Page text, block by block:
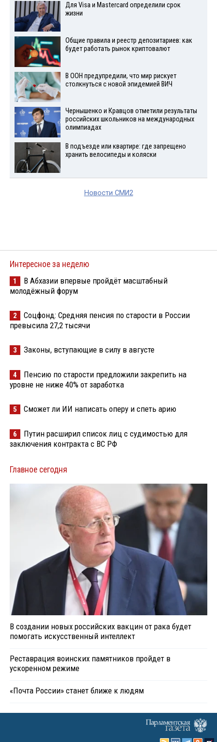
Для Visа и Mastercard определили срок
жизни
Общие правила и реестр депозитариев: как
будет работать рынок криптовалют
В ООН предупредили, что мир рискует
столкнуться с новой эпидемией ВИЧ
Чернышенко и Кравцов отметили результаты
российских школьников на международных
олимпиадах
В подъезде или квартире: где запрещено
хранить велосипеды и коляски
Новости СМИ2
Интересное за неделю
1
В Абхазии впервые пройдёт масштабный
молодёжный форум
2
Соцфонд: Средняя пенсия по старости в России
превысила 27,2 тысячи
3 Законы, вступающие в силу в августе
4
Пенсию по старости предложили закрепить на
уровне не ниже 40% от заработка
5 Сможет ли ИИ написать оперу и спеть арию
6
Путин расширил список лиц с судимостью для
заключения контракта с ВС РФ
Главное сегодня
В создании новых российских вакцин от рака будет
помогать искусственный интеллект
Реставрация воинских памятников пройдет в
ускоренном режиме
«Почта России» станет ближе к людям